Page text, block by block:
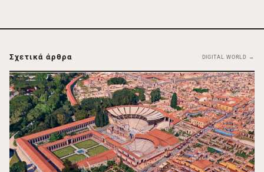
Σχετικά άρθρα DIGITAL WORLD →